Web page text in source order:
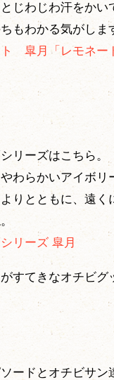
じわじわ汗をか
もわかる気がしま
皐月「レモネー
リーズはこちら。
わらかいアイボ
りとともに、遠く
リーズ 皐月
すてきなオチビグ
ードとオチビサン